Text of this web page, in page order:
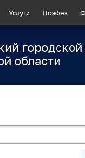
Услуги Пожбез
городской
области